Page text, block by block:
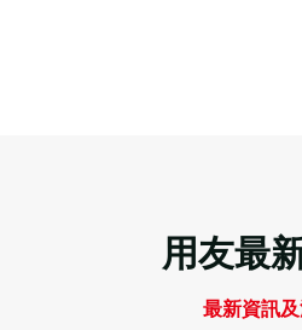
用友最
最新資訊